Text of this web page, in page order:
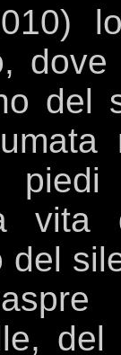
vita
del
del